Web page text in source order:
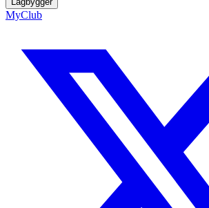
MyClub